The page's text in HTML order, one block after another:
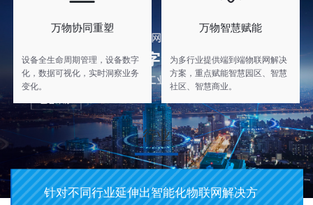
万物协同重塑
设备全生命周期管理，设备数字
化，数据可视化，实时洞察业务
变化。
万物智慧赋能
为多行业提供端到端物联网解决
方案，重点赋能智慧园区、智慧
社区、智慧商业。
行业
针对不同行业延伸出智能化物联网解决方